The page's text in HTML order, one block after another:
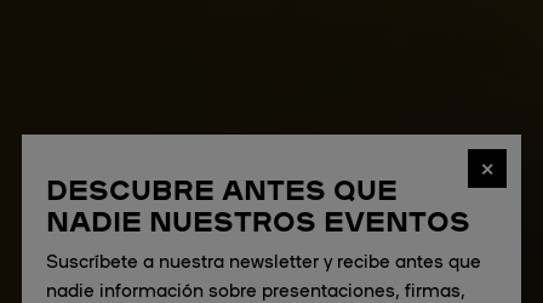
✕
DESCUBRE ANTES QUE
NADIE NUESTROS EVENTOS
Suscríbete a nuestra newsletter y recibe antes que
nadie información sobre presentaciones, firmas,